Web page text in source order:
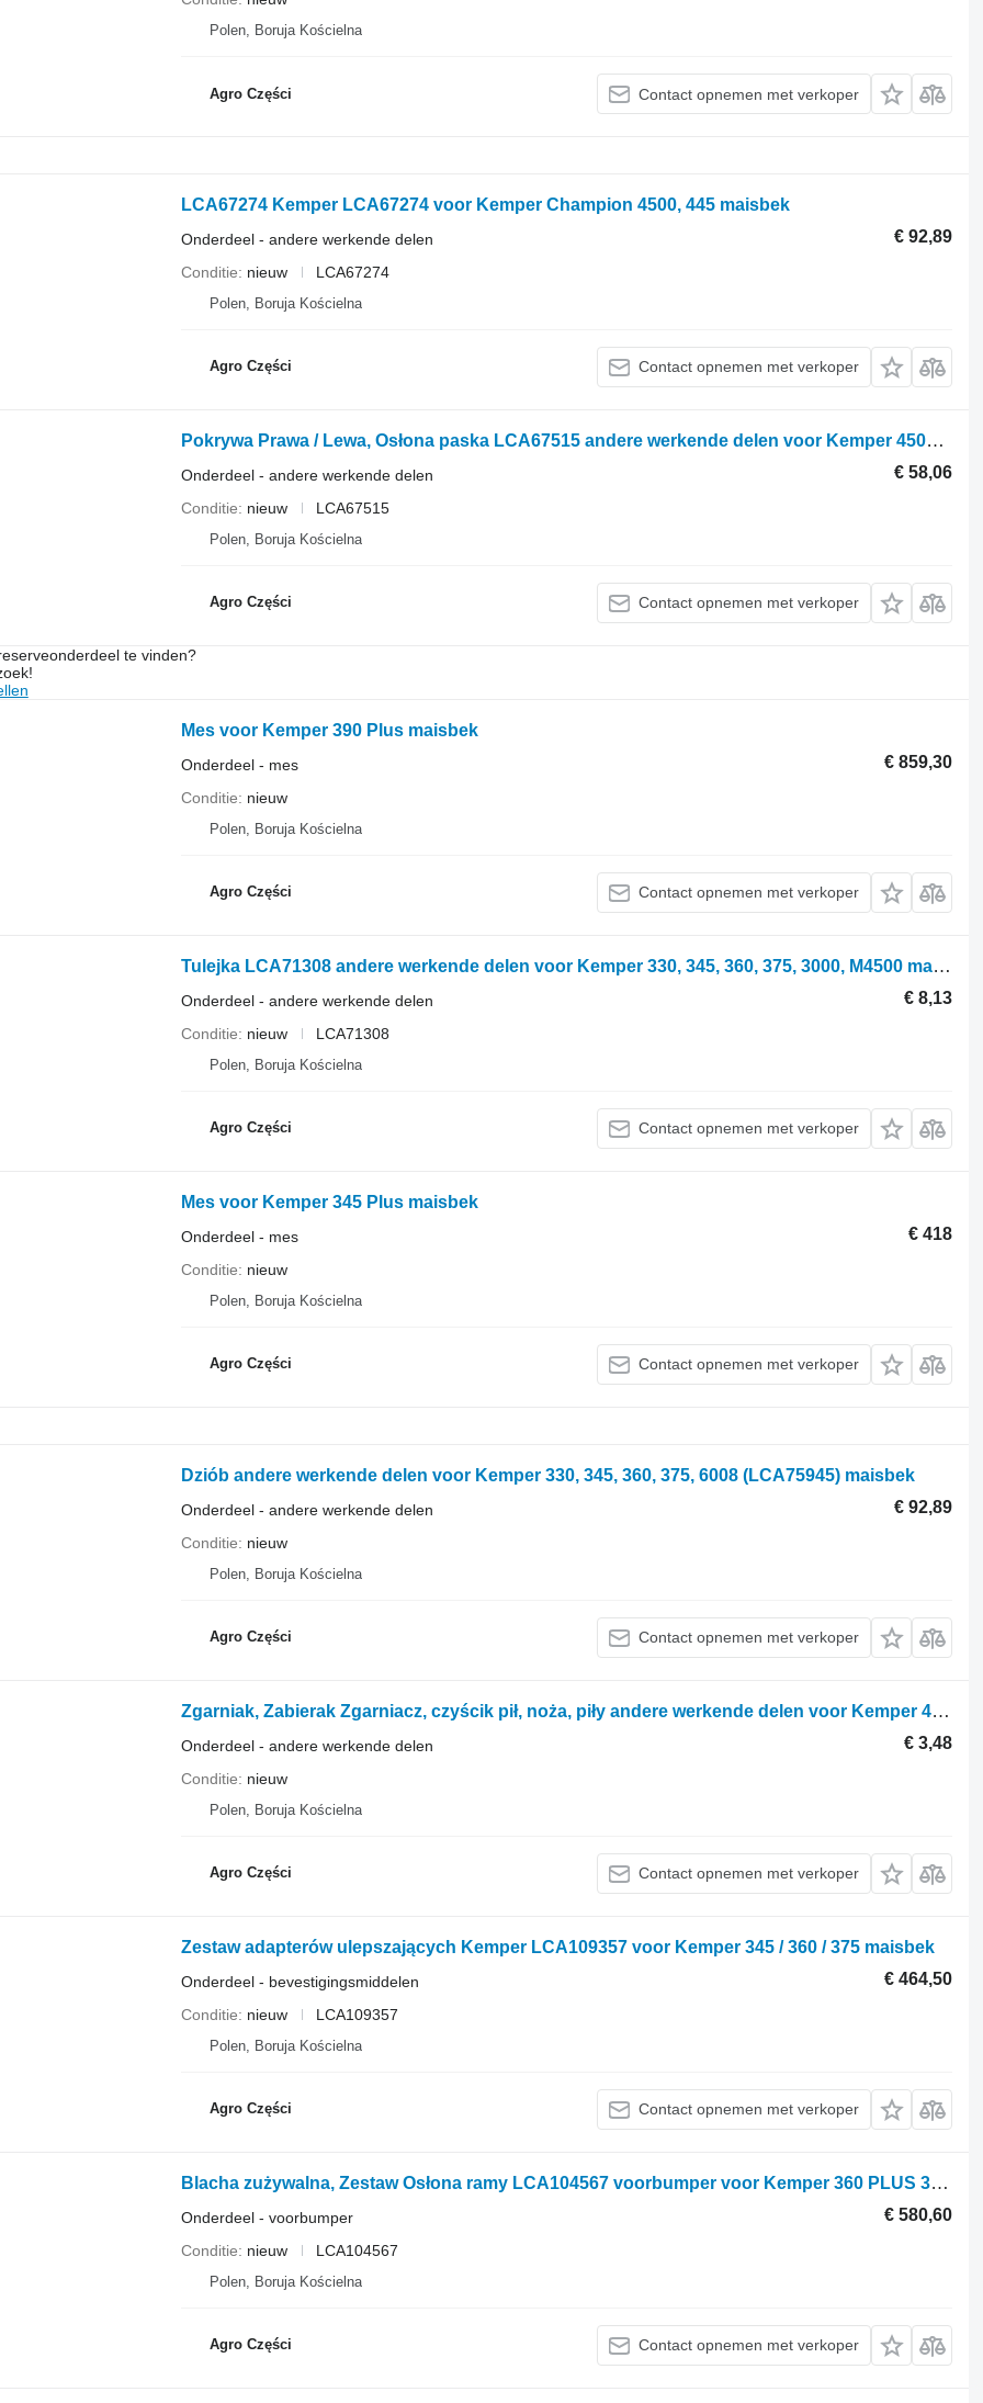
Polen, Boruja Kościelna
Agro Części Contact opnemen met verkoper
LCA67274 Kemper LCA67274 voor Kemper Champion 4500, 445 maisbek
€ 92,89
Onderdeel - andere werkende delen
Conditie
nieuw LCA67274
Polen, Boruja Kościelna
Agro Części Contact opnemen met verkoper
Pokrywa Prawa / Lewa, Osłona paska LCA67515 andere werkende delen voor Kemper 4500 maisbek
€ 58,06
Onderdeel - andere werkende delen
Conditie
nieuw LCA67515
Polen, Boruja Kościelna
Agro Części Contact opnemen met verkoper
te vinden?
Mes voor Kemper 390 Plus maisbek
€ 859,30
Onderdeel - mes
Conditie
nieuw
Polen, Boruja Kościelna
Agro Części Contact opnemen met verkoper
Tulejka LCA71308 andere werkende delen voor Kemper 330, 345, 360, 375, 3000, M4500 maiskolvenplukker
€ 8,13
Onderdeel - andere werkende delen
Conditie
nieuw LCA71308
Polen, Boruja Kościelna
Agro Części Contact opnemen met verkoper
Mes voor Kemper 345 Plus maisbek
€ 418
Onderdeel - mes
Conditie
nieuw
Polen, Boruja Kościelna
Agro Części Contact opnemen met verkoper
Dziób andere werkende delen voor Kemper 330, 345, 360, 375, 6008 (LCA75945) maisbek
€ 92,89
Onderdeel - andere werkende delen
Conditie
nieuw
Polen, Boruja Kościelna
Agro Części Contact opnemen met verkoper
Zgarniak, Zabierak Zgarniacz, czyścik pił, noża, piły andere werkende delen voor Kemper 460 Plus maiskolvenplukker
€ 3,48
Onderdeel - andere werkende delen
Conditie
nieuw
Polen, Boruja Kościelna
Agro Części Contact opnemen met verkoper
Zestaw adapterów ulepszających Kemper LCA109357 voor Kemper 345 / 360 / 375 maisbek
€ 464,50
Onderdeel - bevestigingsmiddelen
Conditie
nieuw LCA109357
Polen, Boruja Kościelna
Agro Części Contact opnemen met verkoper
Blacha zużywalna, Zestaw Osłona ramy LCA104567 voorbumper voor Kemper 360 PLUS 375 PLUS 39 graanmaaibord
€ 580,60
Onderdeel - voorbumper
Conditie
nieuw LCA104567
Polen, Boruja Kościelna
Agro Części Contact opnemen met verkoper